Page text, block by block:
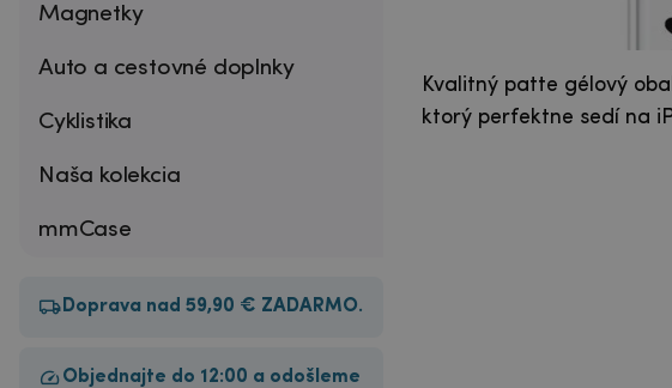
Magnetky
Auto a cestovné doplnky
Cyklistika
Naša kolekcia
mmCase
Doprava nad 59,90 € ZADARMO.
Objednajte do 12:00 a odošleme
Kvalitný patte gélový
ktorý perfektne sedí na